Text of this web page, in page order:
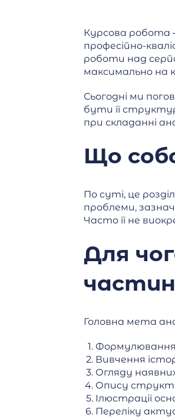
Курсова робота
професійно-
роботи над
максимально на
Сьогодні ми
бути її
при складанні
Що
По суті, це
проблеми,
Часто її не
Для
Головна мета
Вивчення
Огляду
Опису
Ілюстрації
Переліку